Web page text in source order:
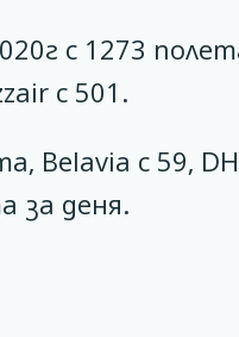
с 1273
с 501.
Belavia с 59,
за деня.